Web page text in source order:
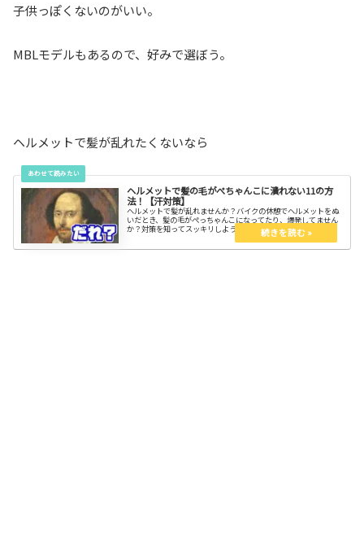
子供っぽくないのがいい。
MBLモデルもあるので、好みで選ぼう。
ヘルメットで髪が乱れたくないなら
ヘルメットで髪の毛がぺちゃんこに潰れない11の方
法！【汗対策】
ヘルメットで髪が乱れませんか？バイクの休憩でヘルメットをぬ
いだとき、髪の毛がぺっちゃんこになってたり、爆発してません
か？対策を知ってスッキリしよう！